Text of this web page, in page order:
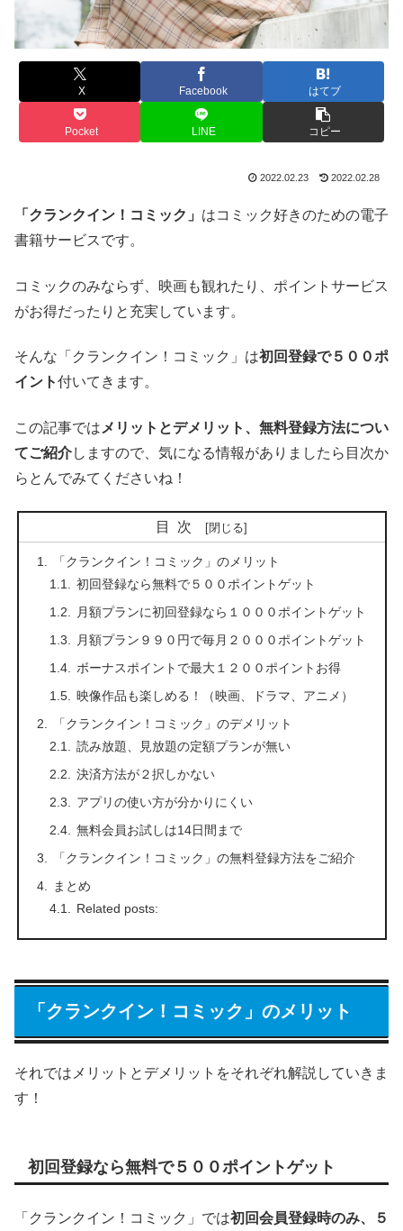
X Facebook はてブ
Pocket LINE コピー
2022.02.23 2022.02.28
「クランクイン！コミック」 はコミック好きのための電子
書籍サービスです。
コミックのみならず、映画も観れたり、ポイントサービス
がお得だったりと充実しています。
そんな「クランクイン！コミック」は初回登録で５００ポ
イント付いてきます。
この記事では メリットとデメリット、無料登録方法につい
てご紹介しますので、気になる情報がありましたら目次か
らとんでみてくださいね！
目次
「クランクイン！コミック」のメリット
初回登録なら無料で５００ポイントゲット
月額プランに初回登録なら１０００ポイントゲット
月額プラン９９０円で毎月２０００ポイントゲット
ボーナスポイントで最大１２００ポイントお得
映像作品も楽しめる！（映画、ドラマ、アニメ）
「クランクイン！コミック」のデメリット
読み放題、見放題の定額プランが無い
決済方法が２択しかない
アプリの使い方が分かりにくい
無料会員お試しは14日間まで
「クランクイン！コミック」の無料登録方法をご紹介
まとめ
Related posts:
「クランクイン！コミック」のメリット
それではメリットとデメリットをそれぞれ解説していきま
す！
初回登録なら無料で５００ポイントゲット
「クランクイン！コミック」では初回会員登録時のみ、５